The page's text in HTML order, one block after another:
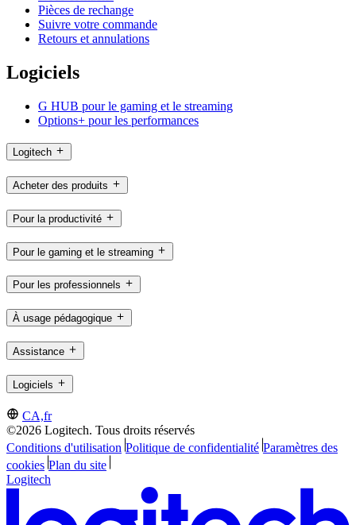
Pièces de rechange
Suivre votre commande
Retours et annulations
Logiciels
G HUB pour le gaming et le streaming
Options+ pour les performances
Logitech
Acheter des produits
Pour la productivité
Pour le gaming et le streaming
Pour les professionnels
À usage pédagogique
Assistance
Logiciels
CA,fr
©2026 Logitech. Tous droits réservés
Conditions d'utilisation Politique de confidentialité Paramètres des
cookies Plan du site
Logitech